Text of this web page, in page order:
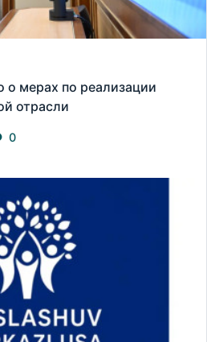
о мерах по реализации
отрасли
0